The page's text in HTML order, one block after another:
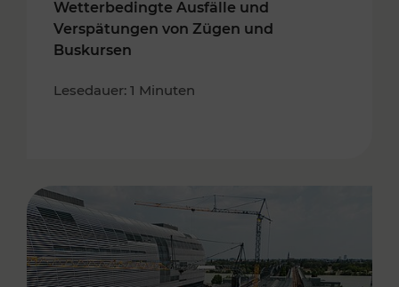
Wetterbedingte Ausfälle und
Verspätungen von Zügen und
Buskursen
Lesedauer: 1 Minuten